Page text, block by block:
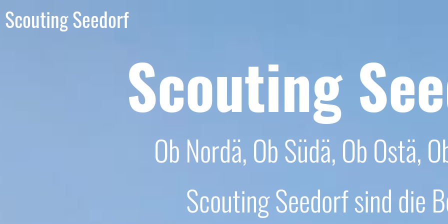
Scouting Seedorf
Scouting
Ob Nordä, Ob Südä, Ob Ostä,
Scouting Seedorf sind die